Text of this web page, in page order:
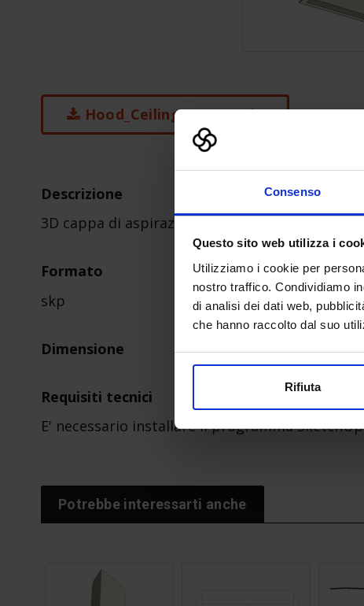
Consenso
Questo sito web utilizza i
Utilizziamo i cookie per
nostro traffico. Condividiamo
di analisi dei dati web,
che hanno raccolto dal suo
Rifiuta
Hood_Ceiling_Hung-1.zip
Descrizione
3D cappa di aspirazione fumi
Formato
skp
Dimensione
Requisiti tecnici
E' necessario installare il programma SketchUp
Potrebbe interessarti anche